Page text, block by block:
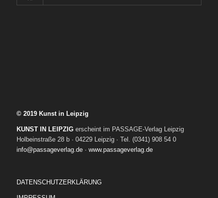
© 2019 Kunst in Leipzig
KUNST IN LEIPZIGerscheint im PASSAGE-Verlag Leipzig
Holbeinstraße 28 b · 04229 Leipzig ∙ Tel. (0341) 908 54 0
info@passageverlag.de· www.passageverlag.de
DATENSCHUTZERKLÄRUNG